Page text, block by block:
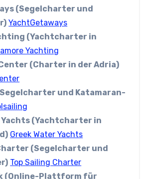
(Segelcharter und
YachtGetaways
(Yachtcharter in
Yachting
(Charter in der Adria)
und Katamaran-
Yachts (Yachtcharter in
Greek Water Yachts
(Segelcharter und
Top Sailing Charter
(Online-Plattform für